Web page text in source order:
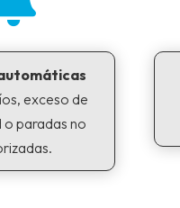
exceso de
paradas no